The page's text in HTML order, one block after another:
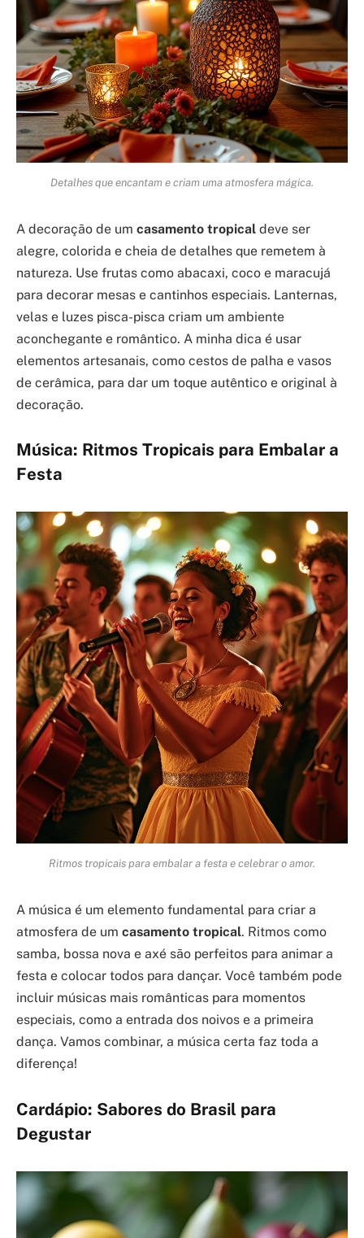
Detalhes que encantam e criam uma atmosfera mágica.
A decoração de um casamento tropical deve ser
alegre, colorida e cheia de detalhes que remetem à
natureza. Use frutas como abacaxi, coco e maracujá
para decorar mesas e cantinhos especiais. Lanternas,
velas e luzes pisca-pisca criam um ambiente
aconchegante e romântico. A minha dica é usar
elementos artesanais, como cestos de palha e vasos
de cerâmica, para dar um toque autêntico e original à
decoração.
Música: Ritmos Tropicais para Embalar a
Festa
Ritmos tropicais para embalar a festa e celebrar o amor.
A música é um elemento fundamental para criar a
atmosfera de um casamento tropical. Ritmos como
samba, bossa nova e axé são perfeitos para animar a
festa e colocar todos para dançar. Você também pode
incluir músicas mais românticas para momentos
especiais, como a entrada dos noivos e a primeira
dança. Vamos combinar, a música certa faz toda a
diferença!
Cardápio: Sabores do Brasil para
Degustar